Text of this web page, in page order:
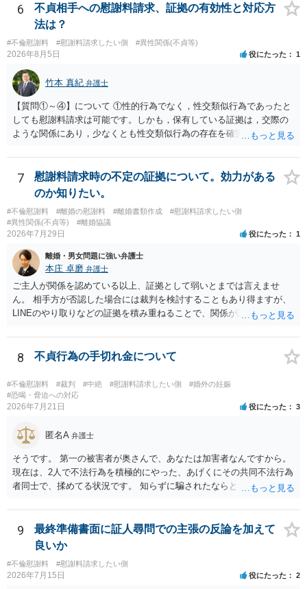
は例外的に認める扱いもありますが、かなり限定されているので一般
的ではないでしょう）。もし韓国本社がアカウント管理をしているな
ら、日本法人へ送っても「ウチでは管理していない」という回答にな
ります。 個人で直接他人のID情報の開示を求めても拒否されるでしょ
6
不貞相手への慰謝料請求、証拠の有効性と対応方
法は？
#不倫慰謝料 #慰謝料請求したい側 #異性関係(不貞等)
2026年8月5日 役にたった 1
竹本 真紀 弁護士
【質問①～④】について ①性的行為でなく，性交類似行為であったと
しても慰謝料請求は可能です。しかも，保有している証拠は，交際の
ような関係にあり，少なくとも性交類似行為の存在を確実に証明でき
ことを窺わせるものです。）。ですから，慰謝料請求を進めることで
よいと思います。 ただ．慰謝料額については，婚姻破綻に至っていな
いとして，この点を考慮されることになるかもしれません。 ②夫との
今後のことを考えて書いてもらうか否かを検討するのがよいと思いま
す。今ある証拠以上のことを証明（証明力を強めることも含む）でき
るのであれば，前向きに検討を進めるという考え方でもよいでしょ
値と夫との関係との均衡のように思います。 ③行政書士に委任をして
いるのであれば，どのような内容の委任なのか不明ですが，その行政
書士との協議になると思います。請求するか，訴訟にするか，その点
の見極めや，相手方は性交類似行為は認めているのか，それさえも否
定しているのかによって，考え方・進め方は変わってくると思いま
あれば，本人（行政書士でも同じだと思います。）への対応ではあま
り変わらないように思います。減額で折り合えるなら本人様の交渉で
もよいように思いますが，ゼロかどうかの観点であれば，訴訟に進む
しかなくなるようにも思います。そうしますと，お近くの弁護士に相
談して進めることを検討した方がよいようにも思います。
7
慰謝料請求時の不定の証拠について。効力がある
のか知りたい。
#不倫慰謝料 #離婚の慰謝料 #離婚書類作成
#慰謝料請求したい側
#異性関係(不貞等)
#離婚協議
2026年7月29日 役にたった 1
離婚・男女問題に強い弁護士
本庄 卓磨 弁護士
ご主人が関係を認めている以上、証拠として弱いとまでは言えませ
ん。 相手方が否認した場合には裁判を検討することもあり得ますが、
LINEのやり取りなどの証拠を積み重ねることで、関係が認定される余
個別の事情によりますので、お早めに弁護士に相談されることをおす
すめします。
8 不貞行為の手切れ金について
#不倫慰謝料 #裁判 #中絶 #慰謝料請求したい側
#婚外の妊娠
#恐喝・脅迫への対応
2026年7月21日 役にたった 3
匿名A 弁護士
そうです。 第一の被害者が奥さんで、あなたは加害者なんですから。
現在は、2人で不法行為を積極的にやった、あげくにその共同不法行為
者同士で、揉めてる状況です。 知らずに騙されたならともか
というだけですから。
9
最終準備書面に証人尋問での主張の反論を加えて
良いか
#不倫慰謝料 #慰謝料請求したい側
2026年7月15日 役にたった 2